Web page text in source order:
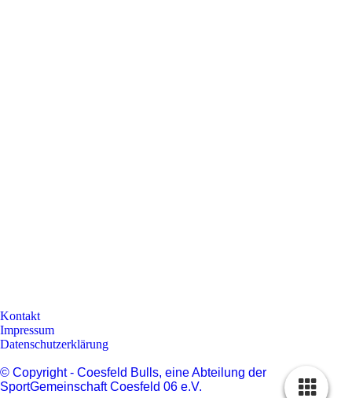
Kontakt
Impressum
Datenschutzerklärung
© Copyright - Coesfeld Bulls, eine Abteilung der
SportGemeinschaft Coesfeld 06 e.V.